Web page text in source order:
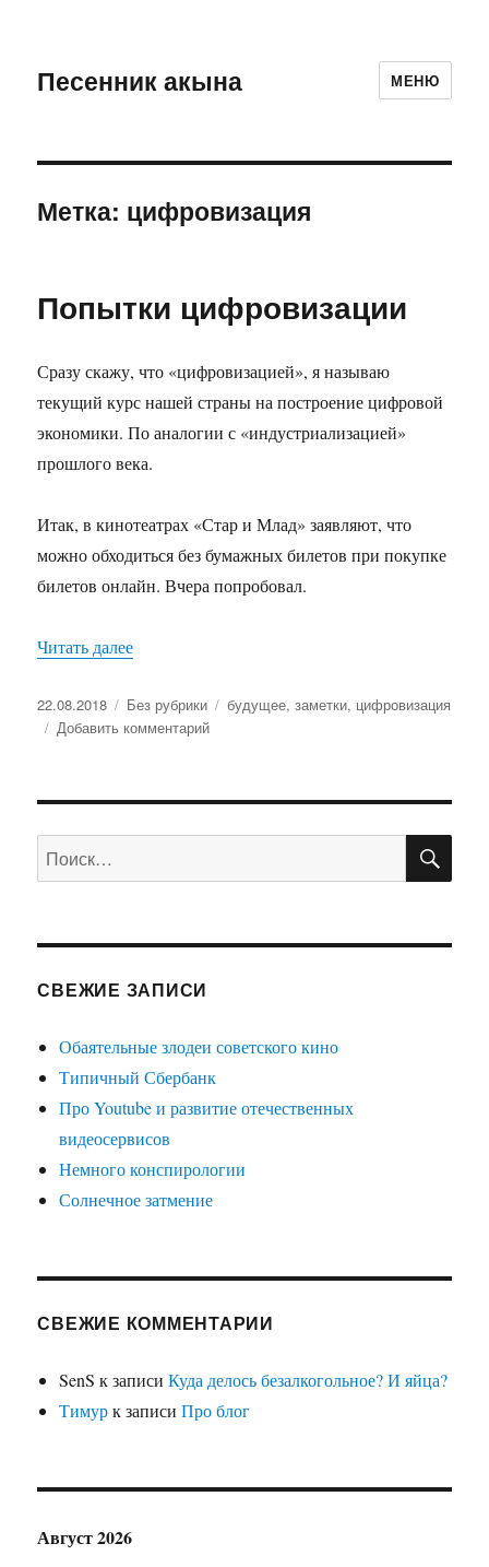
Песенник акына МЕНЮ
Метка: цифровизация
Попытки цифровизации
Сразу скажу, что «цифровизацией», я называю
текущий курс нашей страны на построение цифровой
экономики. По аналогии с «индустриализацией»
прошлого века.
Итак, в кинотеатрах «Стар и Млад» заявляют, что
можно обходиться без бумажных билетов при покупке
билетов онлайн. Вчера попробовал.
Читать далее
Опубликовано
22.08.2018 Рубрики
Без рубрики Метки
будущее,заметки, цифровизация
Добавить комментарий
цифровизации
Искать:
СВЕЖИЕ ЗАПИСИ
Обаятельные злодеи советского кино
Типичный Сбербанк
Про Youtube и развитие отечественных
видеосервисов
Немного конспирологии
Солнечное затмение
СВЕЖИЕ КОММЕНТАРИИ
SenS к записиКуда делось безалкогольное? И яйца?
Тимурк записиПро блог
Август 2026